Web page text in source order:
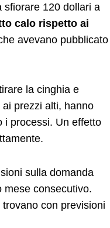
sfiorare 120 dollari a
calo rispetto ai
avevano pubblicato
la cinghia e
prezzi alti, hanno
i processi. Un effetto
sulla domanda
mese consecutivo.
con previsioni